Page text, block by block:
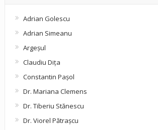
Adrian Golescu
Adrian Simeanu
Argeşul
Claudiu Diţa
Constantin Pașol
Dr. Mariana Clemens
Dr. Tiberiu Stănescu
Dr. Viorel Pătraşcu